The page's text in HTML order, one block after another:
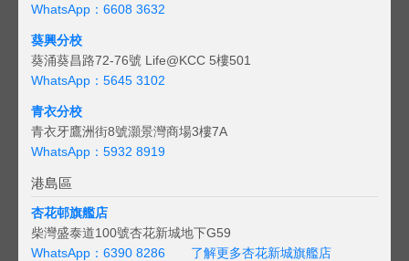
WhatsApp：6608 3632
葵興分校
葵涌葵昌路72-76號 Life@KCC 5樓501
WhatsApp：5645 3102
青衣分校
青衣牙鷹洲街8號灝景灣商場3樓7A
WhatsApp：5932 8919
港島區
杏花邨旗艦店
柴灣盛泰道100號杏花新城地下G59
WhatsApp：6390 8286
了解更多杏花新城旗艦店